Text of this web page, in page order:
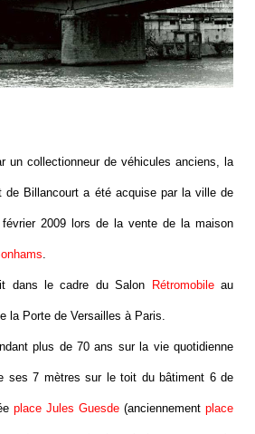
un collectionneur de véhicules anciens, la
de Billancourt a été acquise par la ville de
février 2009 lors de la vente de la maison
.
dans le cadre du Salon Rétromobileau
la Porte de Versailles à Paris.
plus de 70 ans sur la vie quotidienne
ses 7 mètres sur le toit du bâtiment 6 de
place Jules Guesde (anciennement place